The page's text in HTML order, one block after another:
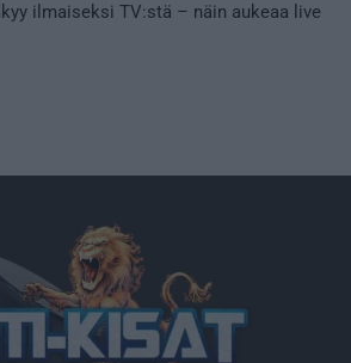
ilmaiseksi TV:stä – näin aukeaa live